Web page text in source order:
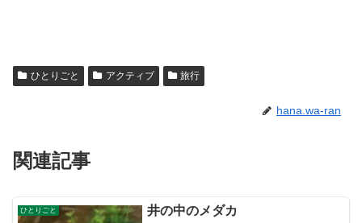
ひとりごと アクティブ 旅行
hana.wa-ran
関連記事
ひとりごと 井の中のメダカ